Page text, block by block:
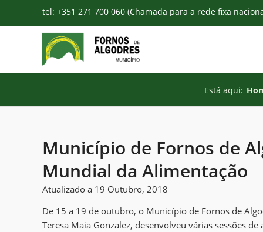
tel: +351 271 700 060 (Chamada para a rede fixa
Está aqui:
Município de Fornos de
Mundial da Alimentação
Atualizado a 19 Outubro, 2018
De 15 a 19 de outubro, o Município de Fornos de
Teresa Maia Gonzalez, desenvolveu várias sessões